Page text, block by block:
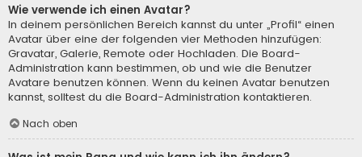
Wie verwende ich einen Avatar?
In deinem persönlichen Bereich kannst du unter „Profil“ einen
Avatar über eine der folgenden vier Methoden hinzufügen:
Gravatar, Galerie, Remote oder Hochladen. Die Board-
Administration kann bestimmen, ob und wie die Benutzer
Avatare benutzen können. Wenn du keinen Avatar benutzen
kannst, solltest du die Board-Administration kontaktieren.
Nach oben